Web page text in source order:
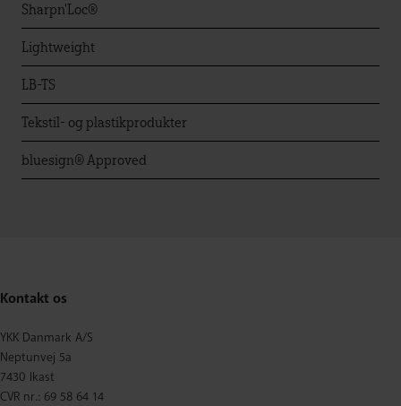
Sharpn'Loc®
Lightweight
LB-TS
Tekstil- og plastikprodukter
bluesign® Approved
Kontakt os
YKK Danmark A/S
Neptunvej 5a
7430 Ikast
CVR nr.: 69 58 64 14